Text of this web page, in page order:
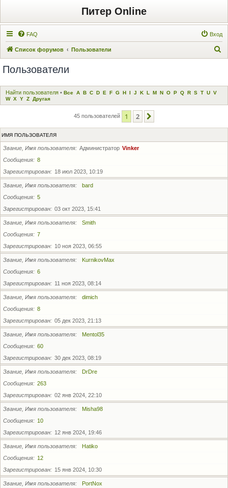
Питер Online
FAQ Вход
Список форумов Пользователи
с
Пользователи
Найти пользователя • Все A B C D E F G H I J K L M N O P Q R S T U V
W X Y Z Другая
45 пользователей 1 2
ИМЯ ПОЛЬЗОВАТЕЛЯ
Звание, Имя пользователя Администратор Vinker
Сообщения
8
Зарегистрирован
18 июл 2023, 10:19
Звание, Имя пользователя
bard
Сообщения
5
Зарегистрирован
03 окт 2023, 15:41
Звание, Имя пользователя
Smith
Сообщения
7
Зарегистрирован
10 ноя 2023, 06:55
Звание, Имя пользователя
KurnikovMax
Сообщения
6
Зарегистрирован
11 ноя 2023, 08:14
Звание, Имя пользователя
dimich
Сообщения
8
Зарегистрирован
05 дек 2023, 21:13
Звание, Имя пользователя
Mentol35
Сообщения
60
Зарегистрирован
30 дек 2023, 08:19
Звание, Имя пользователя
DrDre
Сообщения
263
Зарегистрирован
02 янв 2024, 22:10
Звание, Имя пользователя
Misha98
Сообщения
10
Зарегистрирован
12 янв 2024, 19:46
Звание, Имя пользователя
Hatiko
Сообщения
12
Зарегистрирован
15 янв 2024, 10:30
Звание, Имя пользователя
PortNox